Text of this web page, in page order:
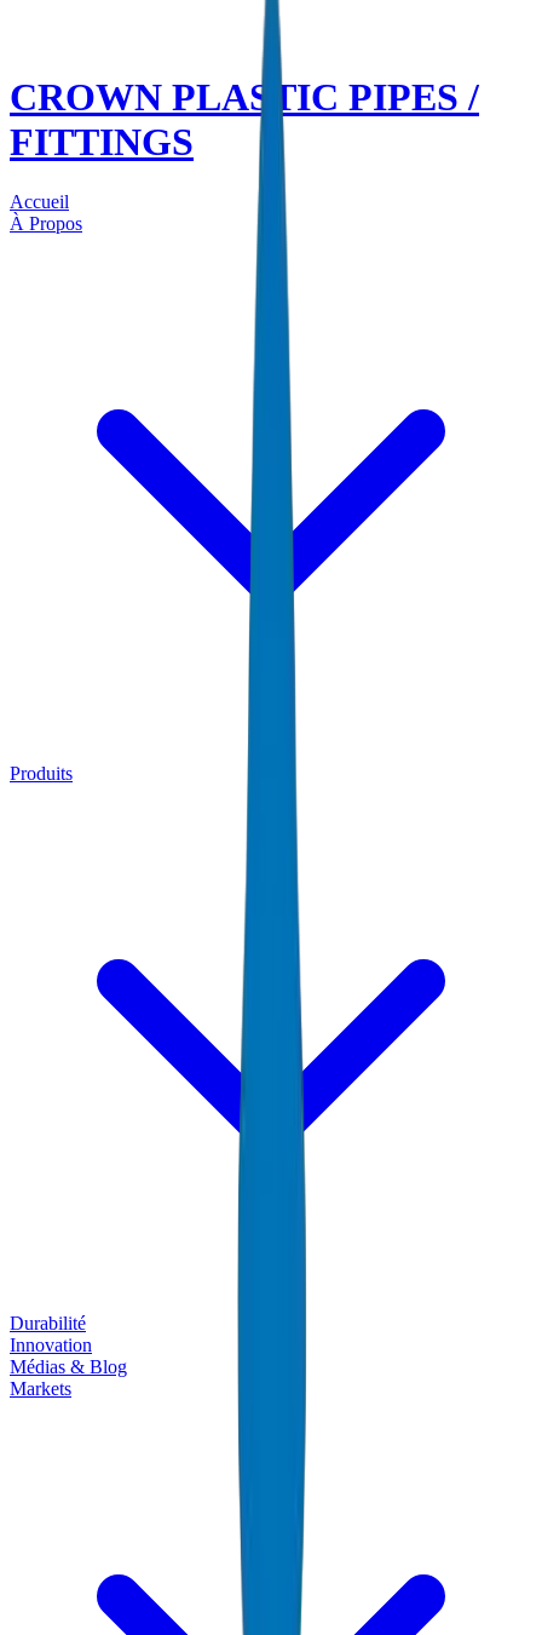
CROWN PLASTIC PIPES /
FITTINGS
Accueil
À Propos
Produits
Durabilité
Innovation
Médias & Blog
Markets